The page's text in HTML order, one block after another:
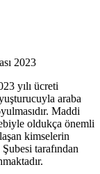
yılı ücreti
araba
Maddi
oldukça önemli
kimselerin
tarafından